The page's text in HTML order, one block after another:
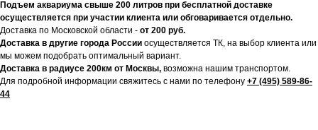
Подъем аквариума свыше 200 литров при бесплатной доставке
осуществляется при участии клиента или обговаривается отдельно.
Доставка по Московской области - от 200 руб.
Доставка в другие города России осуществляется ТК, на выбор клиента или
мы можем подобрать оптимальный вариант.
Доставка в радиусе 200км от Москвы, возможна нашим транспортом.
Для подробной информации свяжитесь с нами по телефону +7 (495) 589-86-
44